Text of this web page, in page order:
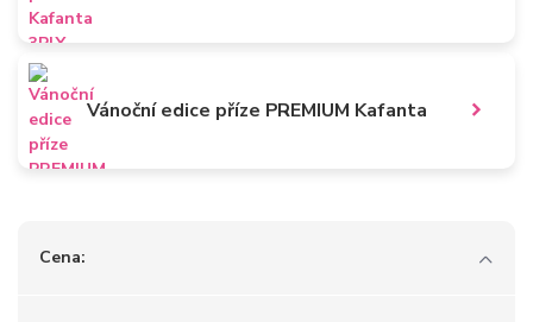
Vánoční edice příze PREMIUM Kafanta
Cena: